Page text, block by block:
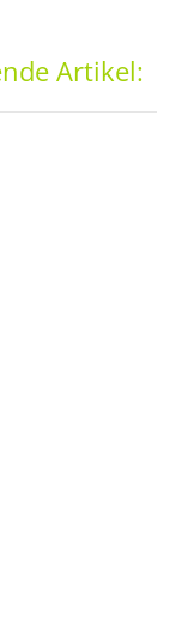
Artikel: